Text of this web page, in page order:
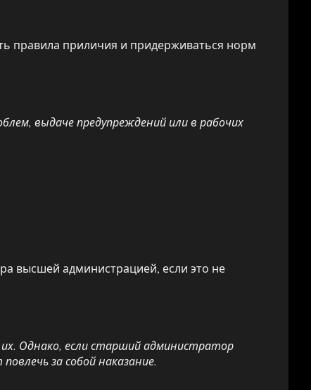
правила приличия и придерживаться норм
выдаче предупреждений или в рабочих
высшей администрацией, если это не
Однако, если старший администратор
за собой наказание.